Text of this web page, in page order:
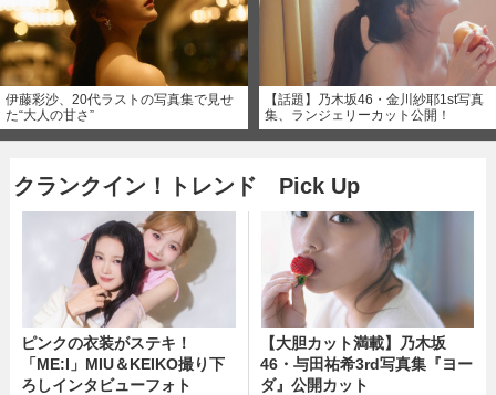
伊藤彩沙、20代ラストの写真集で見せ
た“大人の甘さ”
【話題】乃木坂46・金川紗耶1st写真
集、ランジェリーカット公開！
クランクイン！トレンド Pick Up
ピンクの衣装がステキ！
「ME:I」MIU＆KEIKO撮り下
ろしインタビューフォト
【大胆カット満載】乃木坂
46・与田祐希3rd写真集『ヨー
ダ』公開カット